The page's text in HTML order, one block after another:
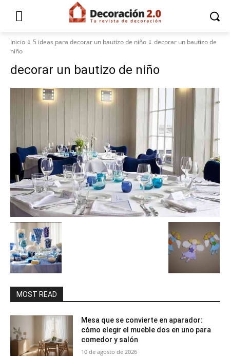
Inicio 5 ideas para decorar un bautizo de niño
decorar un bautizo de
niño
decorar un bautizo de niño
MOST READ
Mesa que se convierte en aparador:
cómo elegir el mueble dos en uno para
comedor y salón
10 de agosto de 2026